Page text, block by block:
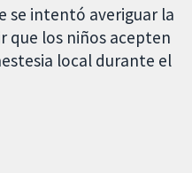
se intentó averiguar la
que los niños acepten
local durante el